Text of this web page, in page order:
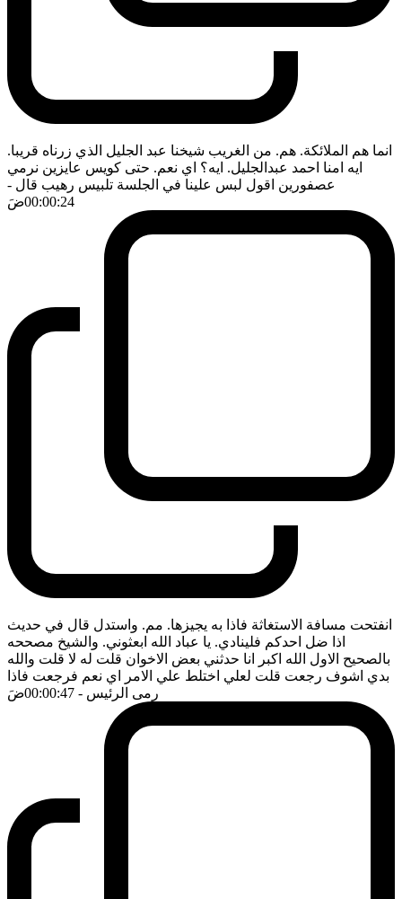
انما هم الملائكة. هم. من الغريب شيخنا عبد الجليل الذي زرناه قريبا.
ايه امنا احمد عبدالجليل. ايه؟ اي نعم. حتى كويس عايزين نرمي
عصفورين اقول لبس علينا في الجلسة تلبيس رهيب قال -
00:00:24ضَ
انفتحت مسافة الاستغاثة فاذا به يجيزها. مم. واستدل قال في حديث
اذا ضل احدكم فلينادي. يا عباد الله ابعثوني. والشيخ مصححه
بالصحيح الاول الله اكبر انا حدثني بعض الاخوان قلت له لا قلت والله
بدي اشوف رجعت قلت لعلي اختلط علي الامر اي نعم فرجعت فاذا
رمى الرئيس - 00:00:47 ضَ